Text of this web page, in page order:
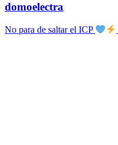
domoelectra
No para de saltar el ICP